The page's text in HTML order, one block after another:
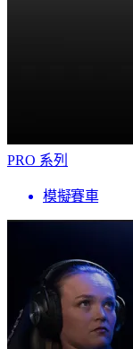
PRO 系列
模擬賽車